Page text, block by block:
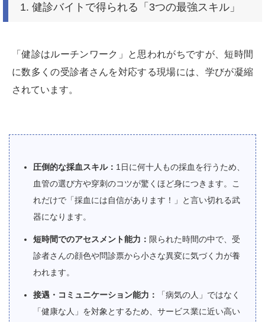
1. 健診バイトで得られる「3つの最強スキル」
「健診はルーチンワーク」と思われがちですが、短時間
に数多くの受診者さんを対応する現場には、学びが凝縮
されています。
圧倒的な採血スキル： 1日に何十人もの採血を行うため、
血管の選び方や穿刺のコツが驚くほど身につきます。こ
れだけで「採血には自信があります！」と言い切れる武
器になります。
短時間でのアセスメント能力： 限られた時間の中で、受
診者さんの顔色や問診票から小さな異変に気づく力が養
われます。
接遇・コミュニケーション能力：
「病気の人」ではなく
「健康な人」を対象とするため、サービス業に近い高い